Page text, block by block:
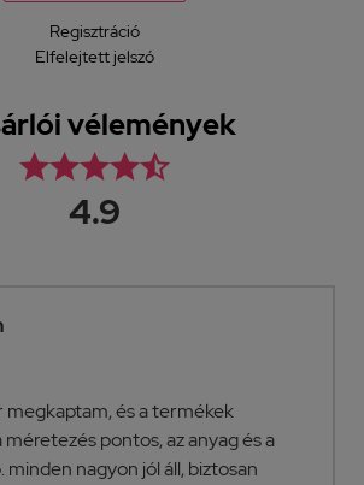
Regisztráció
Elfelejtett jelszó
vélemények

4.9
megkaptam, és a termékek
pontos, az anyag és a
minden nagyon jól áll, biztosan